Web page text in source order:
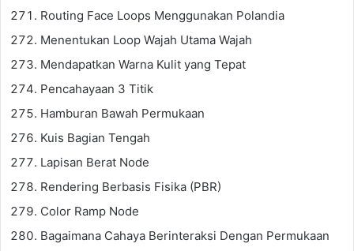
Routing Face Loops Menggunakan Polandia
Menentukan Loop Wajah Utama Wajah
Mendapatkan Warna Kulit yang Tepat
Pencahayaan 3 Titik
Hamburan Bawah Permukaan
Kuis Bagian Tengah
Lapisan Berat Node
Rendering Berbasis Fisika (PBR)
Color Ramp Node
Bagaimana Cahaya Berinteraksi Dengan Permukaan